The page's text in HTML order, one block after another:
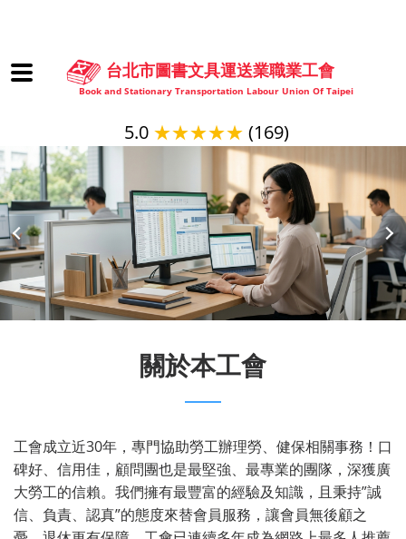
台北市圖書文具運送業職業工會
Book and Stationary Transportation Labour Union Of Taipei
5.0 ★★★★★ (169)
關於本工會
工會成立近30年，專門協助勞工辦理勞、健保相關事務！口
碑好、信用佳，顧問團也是最堅強、最專業的團隊，深獲廣
大勞工的信賴。我們擁有最豐富的經驗及知識，且秉持”誠
信、負責、認真”的態度來替會員服務，讓會員無後顧之